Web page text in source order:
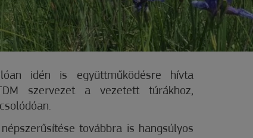
idén is együttműködésre hívta
szervezet a vezetett túrákhoz,
továbbra is hangsúlyos